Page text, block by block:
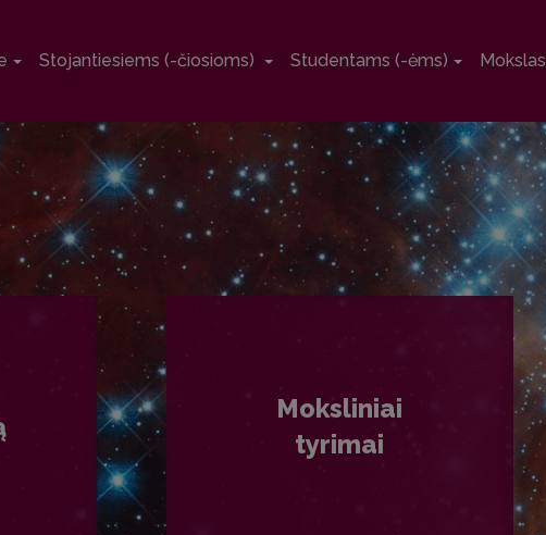
Stojantiesiems (-čiosioms) Studentams (-ėms) Mokslas
Moksliniai
tyrimai